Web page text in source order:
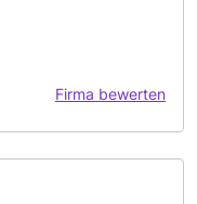
Firma bewerten